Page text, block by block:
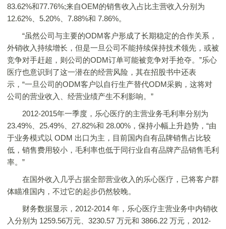
83.62%和77.76%;来自OEM的销售收入占比主营收入分别为
12.62%、5.20%、7.88%和 7.86%。
“虽然公司与主要的ODM客户形成了长期稳定的合作关系，
外销收入持续增长，但是一旦公司不能持续保持技术领先，或被
竞争对手赶超，则公司的ODM订单可能被竞争对手抢夺。”乐心
医疗也意识到了这一潜在的经营风险，其在招股书中还表
示，“一旦公司的ODM客户以自行生产替代ODM采购，这将对
公司的营业收入、经营业绩产生不利影响。”
2012-2015年一季度，乐心医疗的主营业务毛利率分别为
23.49%、25.49%、27.82%和 28.00%，保持小幅上升趋势，“由
于业务模式以 ODM 出口为主，目前国内自有品牌销售占比较
低，销售费用较小，毛利率也低于同行业自有品牌产品销售毛利
率。”
在国外收入几乎占据全部营业收入的乐心医疗，已将客户群
体瞄准国内，不过它的起步仍然较晚。
财务数据显示，2012-2014 年，乐心医疗主营业务中内销收
入分别为 1259.56万元、3230.57 万元和 3866.22 万元，2012-